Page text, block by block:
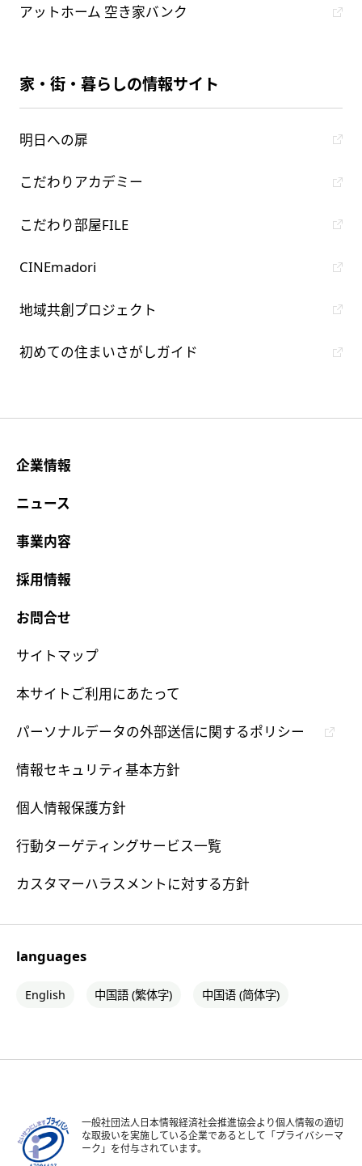
アットホーム 空き家バンク
家・街・暮らしの情報サイト
明日への扉
こだわりアカデミー
こだわり部屋FILE
CINEmadori
地域共創プロジェクト
初めての住まいさがしガイド
企業情報
ニュース
事業内容
採用情報
お問合せ
サイトマップ
本サイトご利用にあたって
パーソナルデータの外部送信に関するポリシー
情報セキュリティ基本方針
個人情報保護方針
行動ターゲティングサービス一覧
カスタマーハラスメントに対する方針
languages
English 中国語 (繁体字) 中国语 (简体字)
一般社団法人日本情報経済社会推進協会より個人情報の適切
な取扱いを実施している企業であるとして「プライバシーマ
ーク」を付与されています。